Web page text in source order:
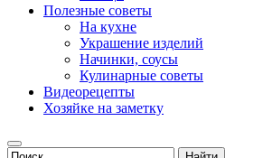
Полезные советы
На кухне
Украшение изделий
Начинки, соусы
Кулинарные советы
Видеорецепты
Хозяйке на заметку